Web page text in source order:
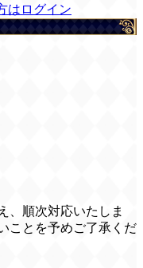
はログイン
、順次対応いたしま
ことを予めご了承くだ